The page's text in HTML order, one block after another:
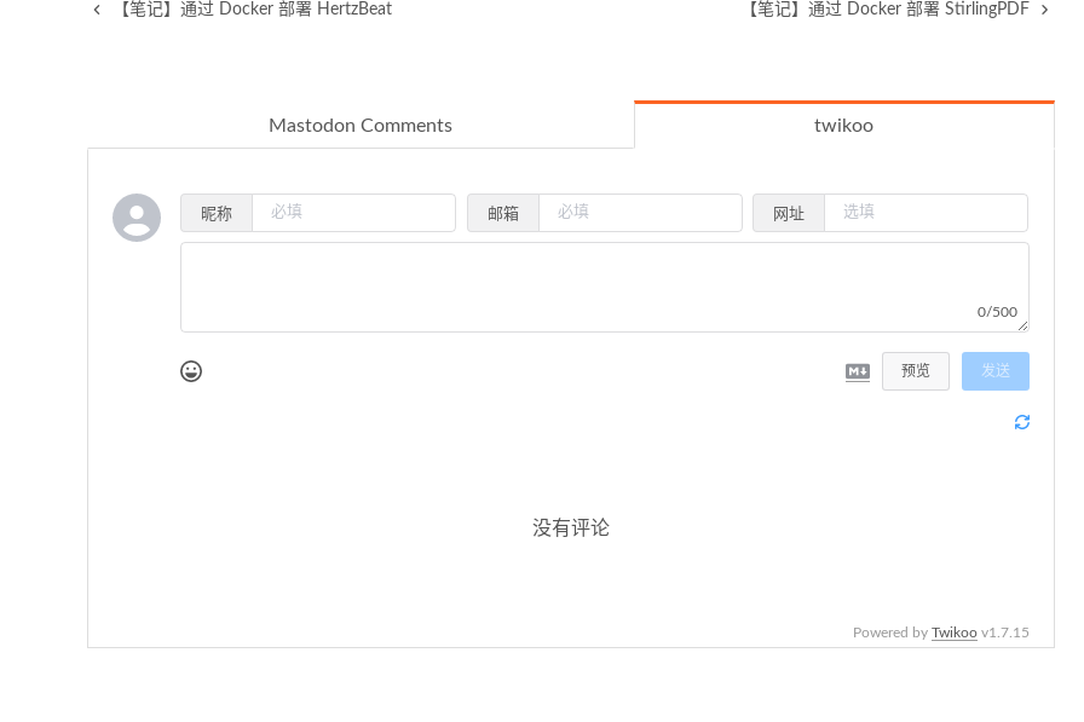
【笔记】通过 Docker 部署 HertzBeat 【笔记】通过 Docker 部署 StirlingPDF
Mastodon Comments twikoo
昵称 邮箱 网址
0/500
预览 发送
没有评论
Powered by Twikoo v1.7.15